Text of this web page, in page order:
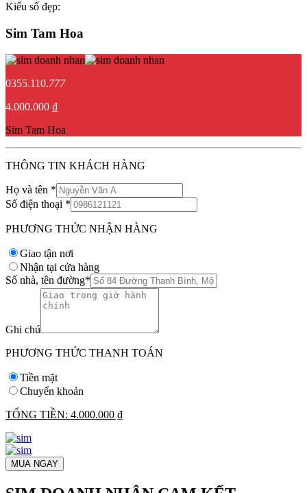
Kiểu số đẹp:
Sim Tam Hoa
0355.110.777
4.000.000 ₫
Sim Tam Hoa
THÔNG TIN KHÁCH HÀNG
Họ và tên *
Số điện thoại *
PHƯƠNG THỨC NHẬN HÀNG
Giao tận nơi
Nhận tại cửa hàng
Số nhà, tên đường*
Ghi chú
PHƯƠNG THỨC THANH TOÁN
Tiền mặt
Chuyển khoản
TỔNG TIỀN: 4.000.000 ₫
MUA NGAY